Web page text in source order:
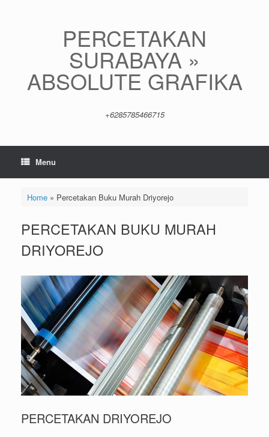
PERCETAKAN
SURABAYA »
ABSOLUTE GRAFIKA
+6285785466715
Menu
Home» Percetakan Buku Murah Driyorejo
PERCETAKAN BUKU MURAH
DRIYOREJO
PERCETAKAN DRIYOREJO